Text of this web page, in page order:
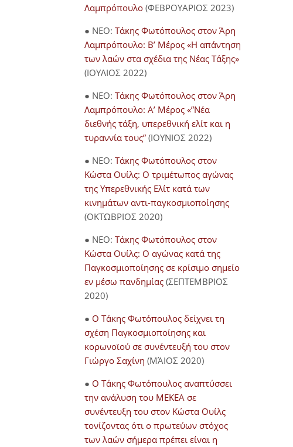
Λαμπρόπουλο(ΦΕΒΡΟΥΑΡΙΟΣ 2023)
● NEO: Τάκης Φωτόπουλος στον Άρη
Λαμπρόπουλο: Β’ Μέρος «Η απάντηση
των λαών στα σχέδια της Νέας Τάξης»
(ΙΟΥΛΙΟΣ 2022)
● NEO: Τάκης Φωτόπουλος στον Άρη
Λαμπρόπουλο: Α’ Μέρος «”Νέα
διεθνής τάξη, υπερεθνική ελίτ και η
τυραννία τους” (ΙΟΥΝΙΟΣ 2022)
● NEO: Τάκης Φωτόπουλος στον
Κώστα Ουίλς: Ο τριμέτωπος αγώνας
της Υπερεθνικής Ελίτ κατά των
κινημάτων αντι-παγκοσμιοποίησης
(ΟΚΤΩΒΡΙΟΣ 2020)
● NEO: Τάκης Φωτόπουλος στον
Κώστα Ουίλς: Ο αγώνας κατά της
Παγκοσμιοποίησης σε κρίσιμο σημείο
εν μέσω πανδημίας (ΣΕΠΤΕΜΒΡΙΟΣ
2020)
● Ο Τάκης Φωτόπουλος δείχνει τη
σχέση Παγκοσμιοποίησης και
κορωνοϊού σε συνέντευξή του στον
Γιώργο Σαχίνη (ΜΆΙΟΣ 2020)
● O Τάκης Φωτόπουλος αναπτύσσει
την ανάλυση του ΜΕΚΕΑ σε
συνέντευξη του στον Κώστα Ουίλς
τονίζοντας ότι ο πρωτεύων στόχος
των λαών σήμερα πρέπει είναι η